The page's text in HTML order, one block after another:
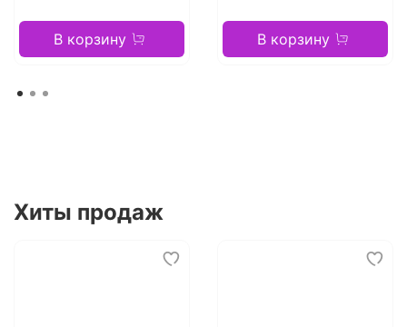
В корзину В корзину
Хиты продаж